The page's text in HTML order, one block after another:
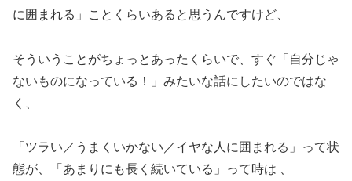
に囲まれる」ことくらいあると思うんですけど、
そういうことがちょっとあったくらいで、すぐ「自分じゃ
ないものになっている！」みたいな話にしたいのではな
く、
「ツラい／うまくいかない／イヤな人に囲まれる」って状
態が、「あまりにも長く続いている」って時は 、